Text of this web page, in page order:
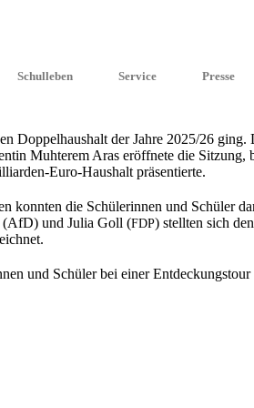
Schulleben Service Presse
und Schüler des Beruf­li­chen
die Parla­ments­ar­beit und der
Doppel­haus­halt der Jahre 2025/26
Muhte­rem Aras eröff­ne­te die
Euro-Haushalt präsentierte.
konnten die Schüle­rin­nen und Schüler
und Julia Goll (FDP) stell­ten sich
und Schüler bei einer